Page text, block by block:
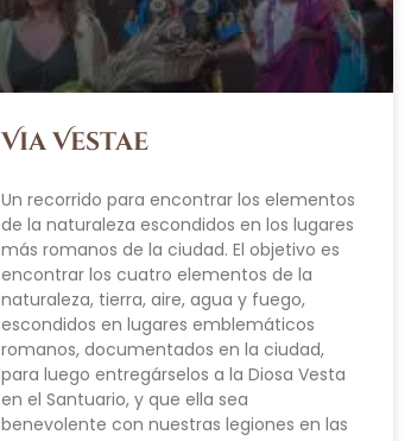
Via Vestae
Un recorrido para encontrar los elementos
de la naturaleza escondidos en los lugares
más romanos de la ciudad. El objetivo es
encontrar los cuatro elementos de la
naturaleza, tierra, aire, agua y fuego,
escondidos en lugares emblemáticos
romanos, documentados en la ciudad,
para luego entregárselos a la Diosa Vesta
en el Santuario, y que ella sea
benevolente con nuestras legiones en las